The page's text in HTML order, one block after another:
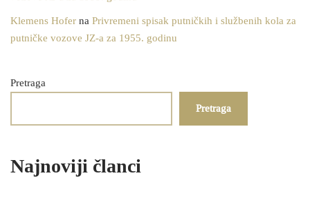
Klemens Hofer na Privremeni spisak putničkih i službenih kola za
putničke vozove JZ-a za 1955. godinu
Pretraga
Pretraga
Najnoviji članci